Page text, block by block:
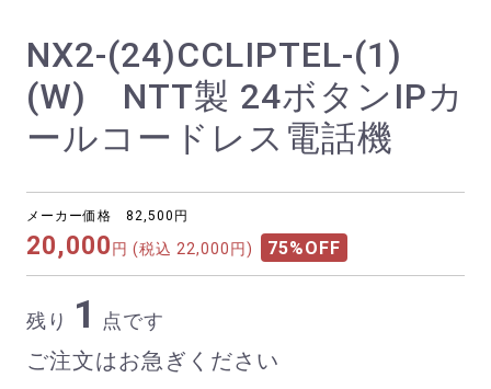
NX2-(24)CCLIPTEL-(1)
(W) NTT製 24ボタンIPカ
ールコードレス電話機
メーカー価格 82,500円
20,000 円 (税込 22,000円) 75%OFF
残り 1 点です
ご注文はお急ぎください